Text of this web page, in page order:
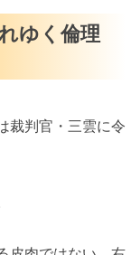
ゆく倫理
裁判官・三雲に令